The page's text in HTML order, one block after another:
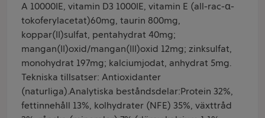
A 10000IE, vitamin D3 1000IE, vitamin E (all-rac-α-
tokoferylacetat)60mg, taurin 800mg,
koppar(II)sulfat, pentahydrat 40mg;
mangan(II)oxid/mangan(III)oxid 12mg; zinksulfat,
monohydrat 197mg; kalciumjodat, anhydrat 5mg.
Tekniska tillsatser: Antioxidanter
(naturliga).Analytiska beståndsdelar:Protein 32%,
fettinnehåll 13%, kolhydrater (NFE) 35%, växttråd